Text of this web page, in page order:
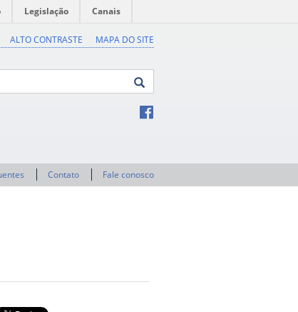
Legislação Canais
ALTO CONTRASTE MAPA DO SITE
Contato Fale conosco